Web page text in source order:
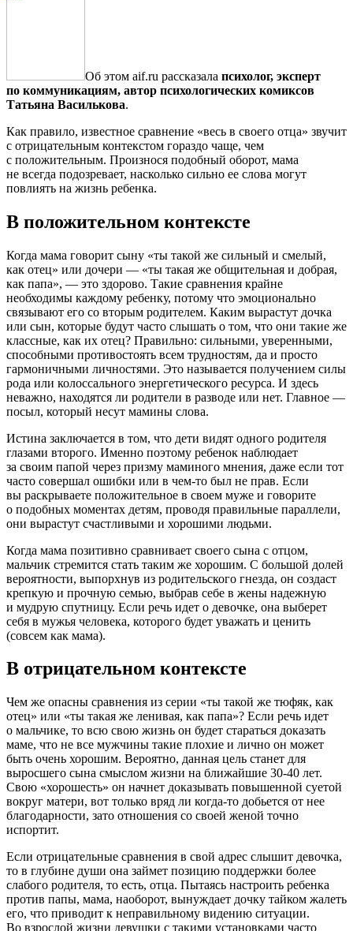
Об этом aif.ru рассказала психолог, эксперт
по коммуникациям, автор психологических комиксов
Татьяна Василькова.
Как правило, известное сравнение «весь в своего отца» звучит
с отрицательным контекстом гораздо чаще, чем
с положительным. Произнося подобный оборот, мама
не всегда подозревает, насколько сильно ее слова могут
повлиять на жизнь ребенка.
В положительном контексте
Когда мама говорит сыну «ты такой же сильный и смелый,
как отец» или дочери — «ты такая же общительная и добрая,
как папа», — это здорово. Такие сравнения крайне
необходимы каждому ребенку, потому что эмоционально
связывают его со вторым родителем. Каким вырастут дочка
или сын, которые будут часто слышать о том, что они такие же
классные, как их отец? Правильно: сильными, уверенными,
способными противостоять всем трудностям, да и просто
гармоничными личностями. Это называется получением силы
рода или колоссального энергетического ресурса. И здесь
неважно, находятся ли родители в разводе или нет. Главное —
посыл, который несут мамины слова.
Истина заключается в том, что дети видят одного родителя
глазами второго. Именно поэтому ребенок наблюдает
за своим папой через призму маминого мнения, даже если тот
часто совершал ошибки или в чем-то был не прав. Если
вы раскрываете положительное в своем муже и говорите
о подобных моментах детям, проводя правильные параллели,
они вырастут счастливыми и хорошими людьми.
Когда мама позитивно сравнивает своего сына с отцом,
мальчик стремится стать таким же хорошим. С большой долей
вероятности, выпорхнув из родительского гнезда, он создаст
крепкую и прочную семью, выбрав себе в жены надежную
и мудрую спутницу. Если речь идет о девочке, она выберет
себя в мужья человека, которого будет уважать и ценить
(совсем как мама).
В отрицательном контексте
Чем же опасны сравнения из серии «ты такой же тюфяк, как
отец» или «ты такая же ленивая, как папа»? Если речь идет
о мальчике, то всю свою жизнь он будет стараться доказать
маме, что не все мужчины такие плохие и лично он может
быть очень хорошим. Вероятно, данная цель станет для
выросшего сына смыслом жизни на ближайшие 30-40 лет.
Свою «хорошесть» он начнет доказывать повышенной суетой
вокруг матери, вот только вряд ли когда-то добьется от нее
благодарности, зато отношения со своей женой точно
испортит.
Если отрицательные сравнения в свой адрес слышит девочка,
то в глубине души она займет позицию поддержки более
слабого родителя, то есть, отца. Пытаясь настроить ребенка
против папы, мама, наоборот, вынуждает дочку тайком жалеть
его, что приводит к неправильному видению ситуации.
Во взрослой жизни девушки с такими установками часто